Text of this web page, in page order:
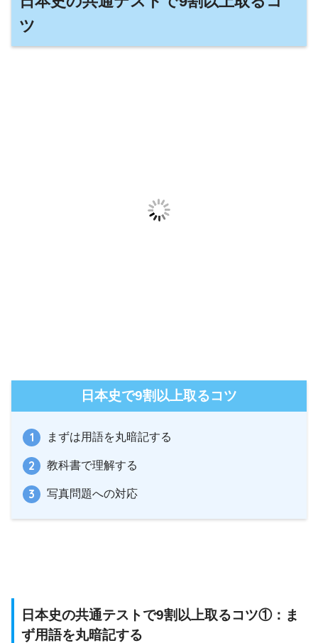
ツ
日本史で9割以上取るコツ
まずは用語を丸暗記する
教科書で理解する
写真問題への対応
日本史の共通テストで9割以上取るコツ①：ま
ず用語を丸暗記する